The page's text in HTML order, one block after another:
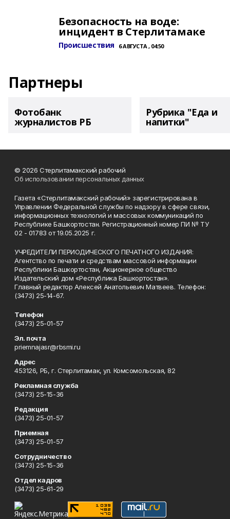
Безопасность на воде:
инцидент в Стерлитамаке
Происшествия 6 АВГУСТА , 04:50
Партнеры
Фотобанк
журналистов РБ
Рубрика "Еда и
напитки"
© 2026 Стерлитамакский рабочий
Об использовании персональных данных
Газета «Стерлитамакский рабочий» зарегистрирована в
Управлении Федеральной службы по надзору в сфере связи,
информационных технологий и массовых коммуникаций по
Республике Башкортостан. Регистрационный номер ПИ № ТУ
02 - 01783 от 19.05.2025 г.
УЧРЕДИТЕЛИ ПЕРИОДИЧЕСКОГО ПЕЧАТНОГО ИЗДАНИЯ:
Агентство по печати и средствам массовой информации
Республики Башкортостан, Акционерное общество
Издательский дом «Республика Башкортостан».
Главный редактор Алексей Анатольевич Матвеев. Телефон:
(3473) 25-14-67.
Телефон
(3473) 25-01-57
Эл. почта
priemnajasr@rbsmi.ru
Адрес
453126, РБ, г. Стерлитамак, ул. Комсомольская, 82
Рекламная служба
(3473) 25-15-36
Редакция
(3473) 25-01-57
Приемная
(3473) 25-01-57
Сотрудничество
(3473) 25-15-36
Отдел кадров
(3473) 25-61-29